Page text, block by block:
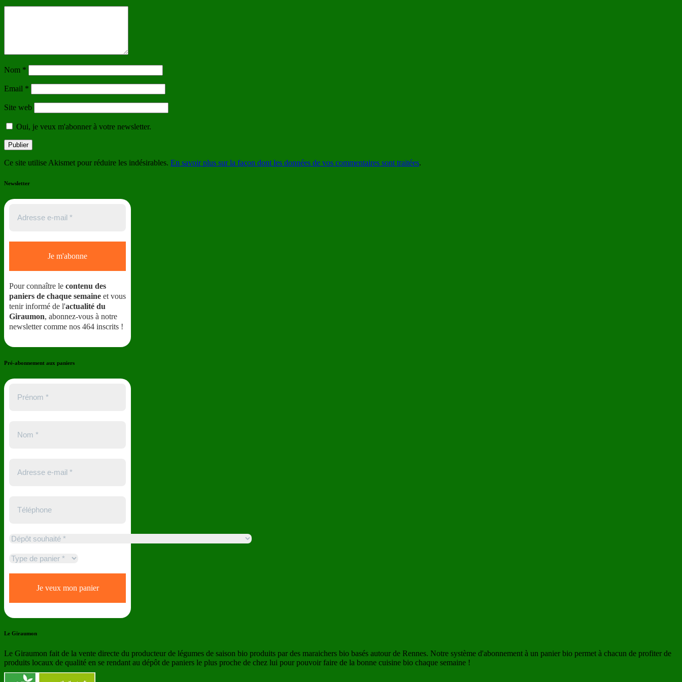
Nom *
Email *
Site web
Oui, je veux m'abonner à votre newsletter.
Ce site utilise Akismet pour réduire les indésirables. En savoir plus sur la façon dont les données de vos commentaires sont traitées.
Newsletter
Pour connaître le contenu des
paniers de chaque semaine et vous
tenir informé de l'actualité du
Giraumon, abonnez-vous à notre
newsletter comme nos 464 inscrits !
Pré-abonnement aux paniers
Le Giraumon
Le Giraumon fait de la vente directe du producteur de légumes de saison bio produits par des maraichers bio basés autour de Rennes. Notre système d'abonnement à un panier bio permet à chacun de profiter de
produits locaux de qualité en se rendant au dépôt de paniers le plus proche de chez lui pour pouvoir faire de la bonne cuisine bio chaque semaine !